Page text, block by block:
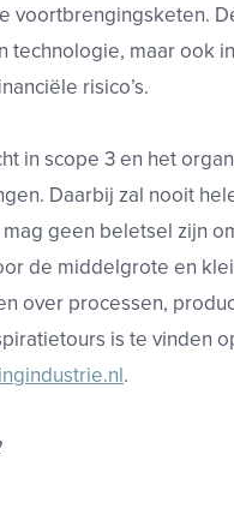
voortbrengingsketen.
technologie, maar ook
risico’s.
in scope 3 en het
Daarbij zal nooit
geen beletsel zijn
de middelgrote en
over processen,
is te vinden
.